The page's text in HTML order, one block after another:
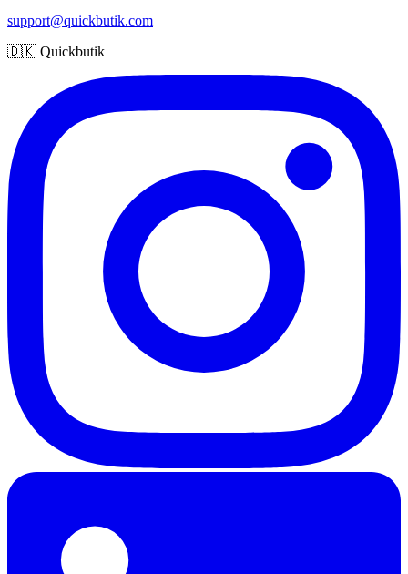
support@quickbutik.com
🇩🇰 Quickbutik